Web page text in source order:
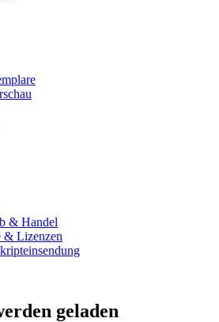
& Handel
& Lizenzen
geladen